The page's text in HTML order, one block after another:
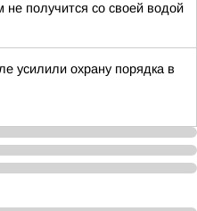
получится со своей водой
усилили охрану порядка в